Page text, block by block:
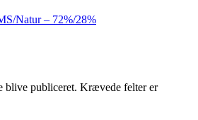
Natur – 72%/28%
blive publiceret. Krævede felter er